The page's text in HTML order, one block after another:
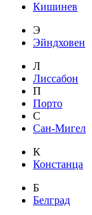
Кишинев
Э
Эйндховен
Л
Лиссабон
П
Порто
С
Сан-Мигел
К
Констанца
Б
Белград